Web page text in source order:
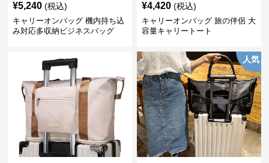
¥5,240 (税込)
キャリーオンバッグ 機内持ち込
み対応多収納ビジネスバッグ
¥4,420 (税込)
キャリーオンバッグ 旅の伴侶 大
容量キャリートート
人気